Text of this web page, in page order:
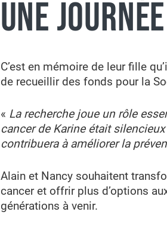
UNE
C’est en mémoire de leur fille
de recueillir des fonds pour la
« La recherche joue un rôle
cancer de Karine était
contribuera à améliorer la
Alain et Nancy souhaitent
cancer et offrir plus d’options
générations à venir.